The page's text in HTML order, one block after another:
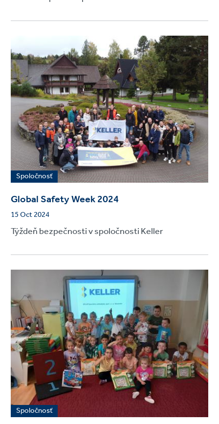
Spoločnosť
Global Safety Week 2024
15 Oct 2024
Týždeň bezpečnosti v spoločnosti Keller
Spoločnosť